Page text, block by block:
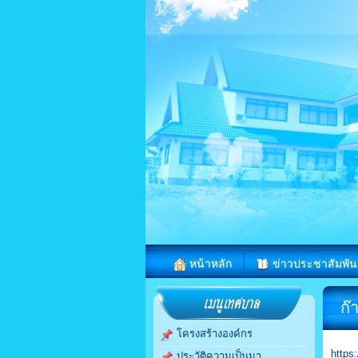
หน้าหลัก ข่าวประชาสัมพั
โครงสร้างองค์กร
ก๊